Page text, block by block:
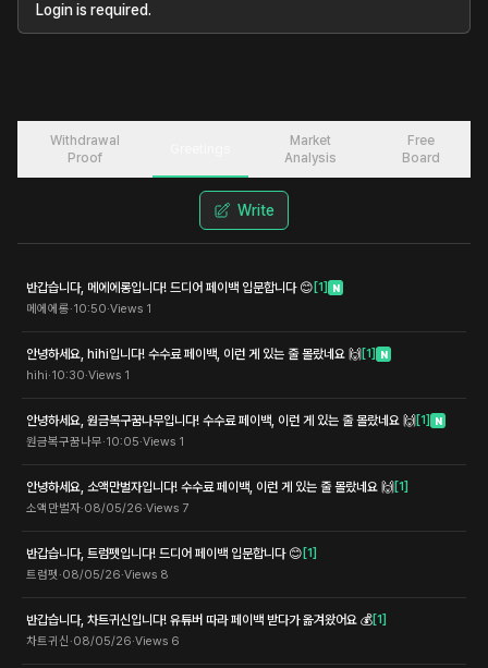
Login is required.
Withdrawal
Proof
Market
Analysis
Free
Board
Write
반갑습니다, 메에에롱입니다! 드디어 페이백 입문합니다 😊 [1] N
메에에롱·10:50·Views 1
안녕하세요, hihi입니다! 수수료 페이백, 이런 게 있는 줄 몰랐네요 🙌 [1] N
hihi·10:30·Views 1
안녕하세요, 원금복구꿈나무입니다! 수수료 페이백, 이런 게 있는 줄 몰랐네요 🙌 [1] N
원금복구꿈나무·10:05·Views 1
안녕하세요, 소액만벌자입니다! 수수료 페이백, 이런 게 있는 줄 몰랐네요 🙌 [1]
소액만벌자·08/05/26·Views 7
반갑습니다, 트럼펫입니다! 드디어 페이백 입문합니다 😊 [1]
트럼펫 ·08/05/26·Views 8
반갑습니다, 차트귀신입니다! 유튜버 따라 페이백 받다가 옮겨왔어요 💰[1]
차트귀신 ·08/05/26·Views 6